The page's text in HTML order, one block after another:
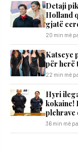
Detaji
Holland
gjatë
20 min më
Katseye
për herë
22 min më
Hyri
kokaine!
plehrave
36 min më